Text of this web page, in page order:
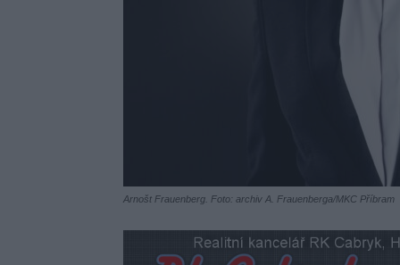
Arnošt Frauenberg. Foto: archiv A. Frauenberga/MKC Příbram